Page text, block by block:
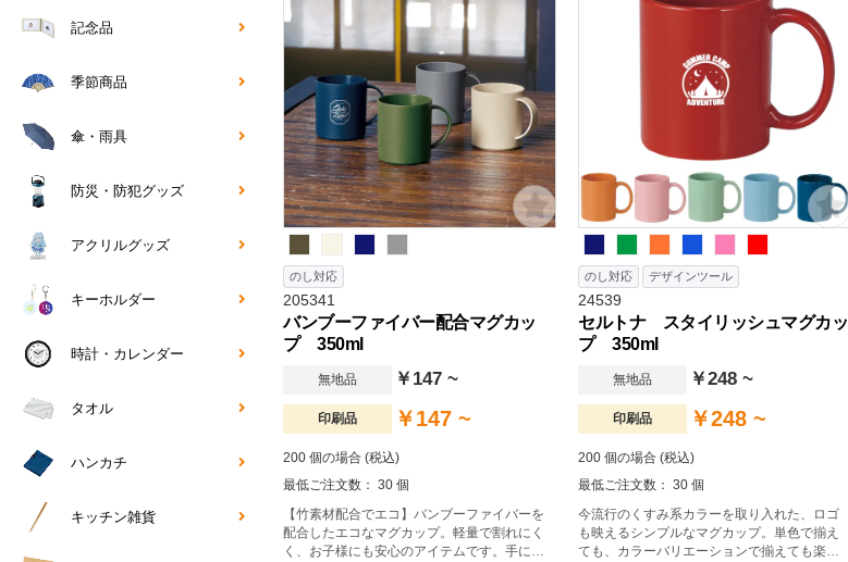
のし対応
205341
バンブーファイバー配合マグカッ
プ 350ml
無地品 ￥147 ~
印刷品 ￥147 ~
200 個の場合 (税込)
最低ご注文数： 30 個
【竹素材配合でエコ】バンブーファイバーを
配合したエコなマグカップ。軽量で割れにく
く、お子様にも安心のアイテムです。手に馴
のし対応 デザインツール
24539
セルトナ スタイリッシュマグカッ
プ 350ml
無地品 ￥248 ~
印刷品 ￥248 ~
200 個の場合 (税込)
最低ご注文数： 30 個
今流行のくすみ系カラーを取り入れた、ロゴ
も映えるシンプルなマグカップ。単色で揃え
ても、カラーバリエーションで揃えても楽し
記念品
季節商品
傘・雨具
防災・防犯グッズ
アクリルグッズ
キーホルダー
時計・カレンダー
タオル
ハンカチ
キッチン雑貨